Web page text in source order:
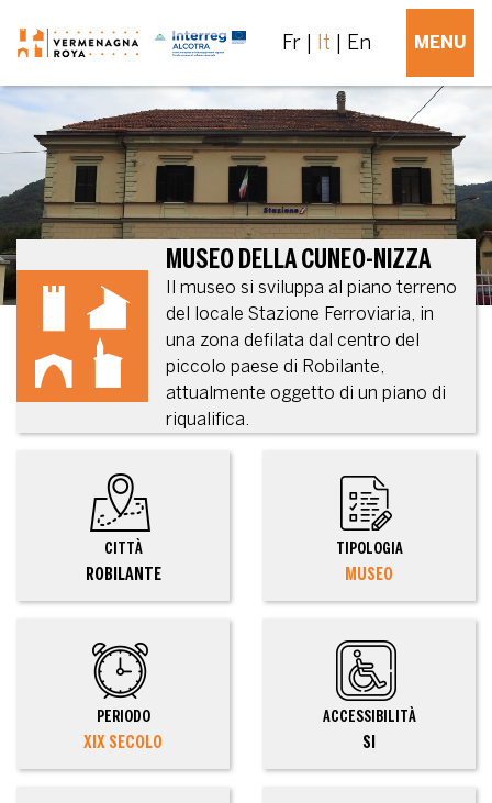
Fr It En MENU
MUSEO DELLA CUNEO-NIZZA
Il museo si sviluppa al piano terreno
del locale Stazione Ferroviaria, in
una zona defilata dal centro del
piccolo paese di Robilante,
attualmente oggetto di un piano di
riqualifica.
CITTÀ
ROBILANTE
TIPOLOGIA
MUSEO
PERIODO
XIX SECOLO
ACCESSIBILITÀ
SI